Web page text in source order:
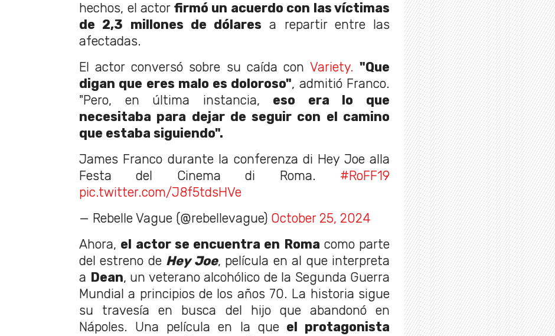
hechos, el actor firmó un acuerdo con las víctimas
de 2,3 millones de dólares a repartir entre las
afectadas.
El actor conversó sobre su caída con Variety. "Que
digan que eres malo es doloroso", admitió Franco.
"Pero, en última instancia, eso era lo que
necesitaba para dejar de seguir con el camino
que estaba siguiendo".
James Franco durante la conferenza di Hey Joe alla
Festa del Cinema di Roma. #RoFF19
pic.twitter.com/J8f5tdsHVe
— Rebelle Vague (@rebellevague) October 25, 2024
Ahora, el actor se encuentra en Roma como parte
del estreno de Hey Joe, película en al que interpreta
a Dean, un veterano alcohólico de la Segunda Guerra
Mundial a principios de los años 70. La historia sigue
su travesía en busca del hijo que abandonó en
Nápoles. Una película en la queel protagonista